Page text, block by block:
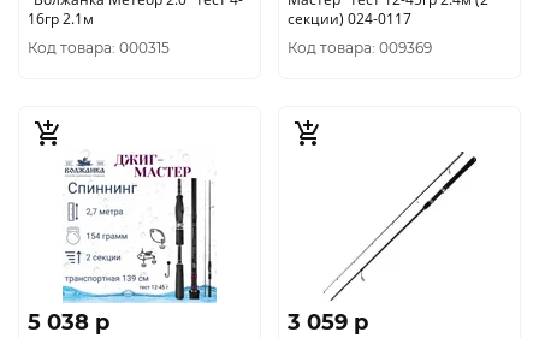
16гр 2.1м
Код товара: 000315
секции) 024-0117
Код товара: 009369
5 038 p 3 059 p